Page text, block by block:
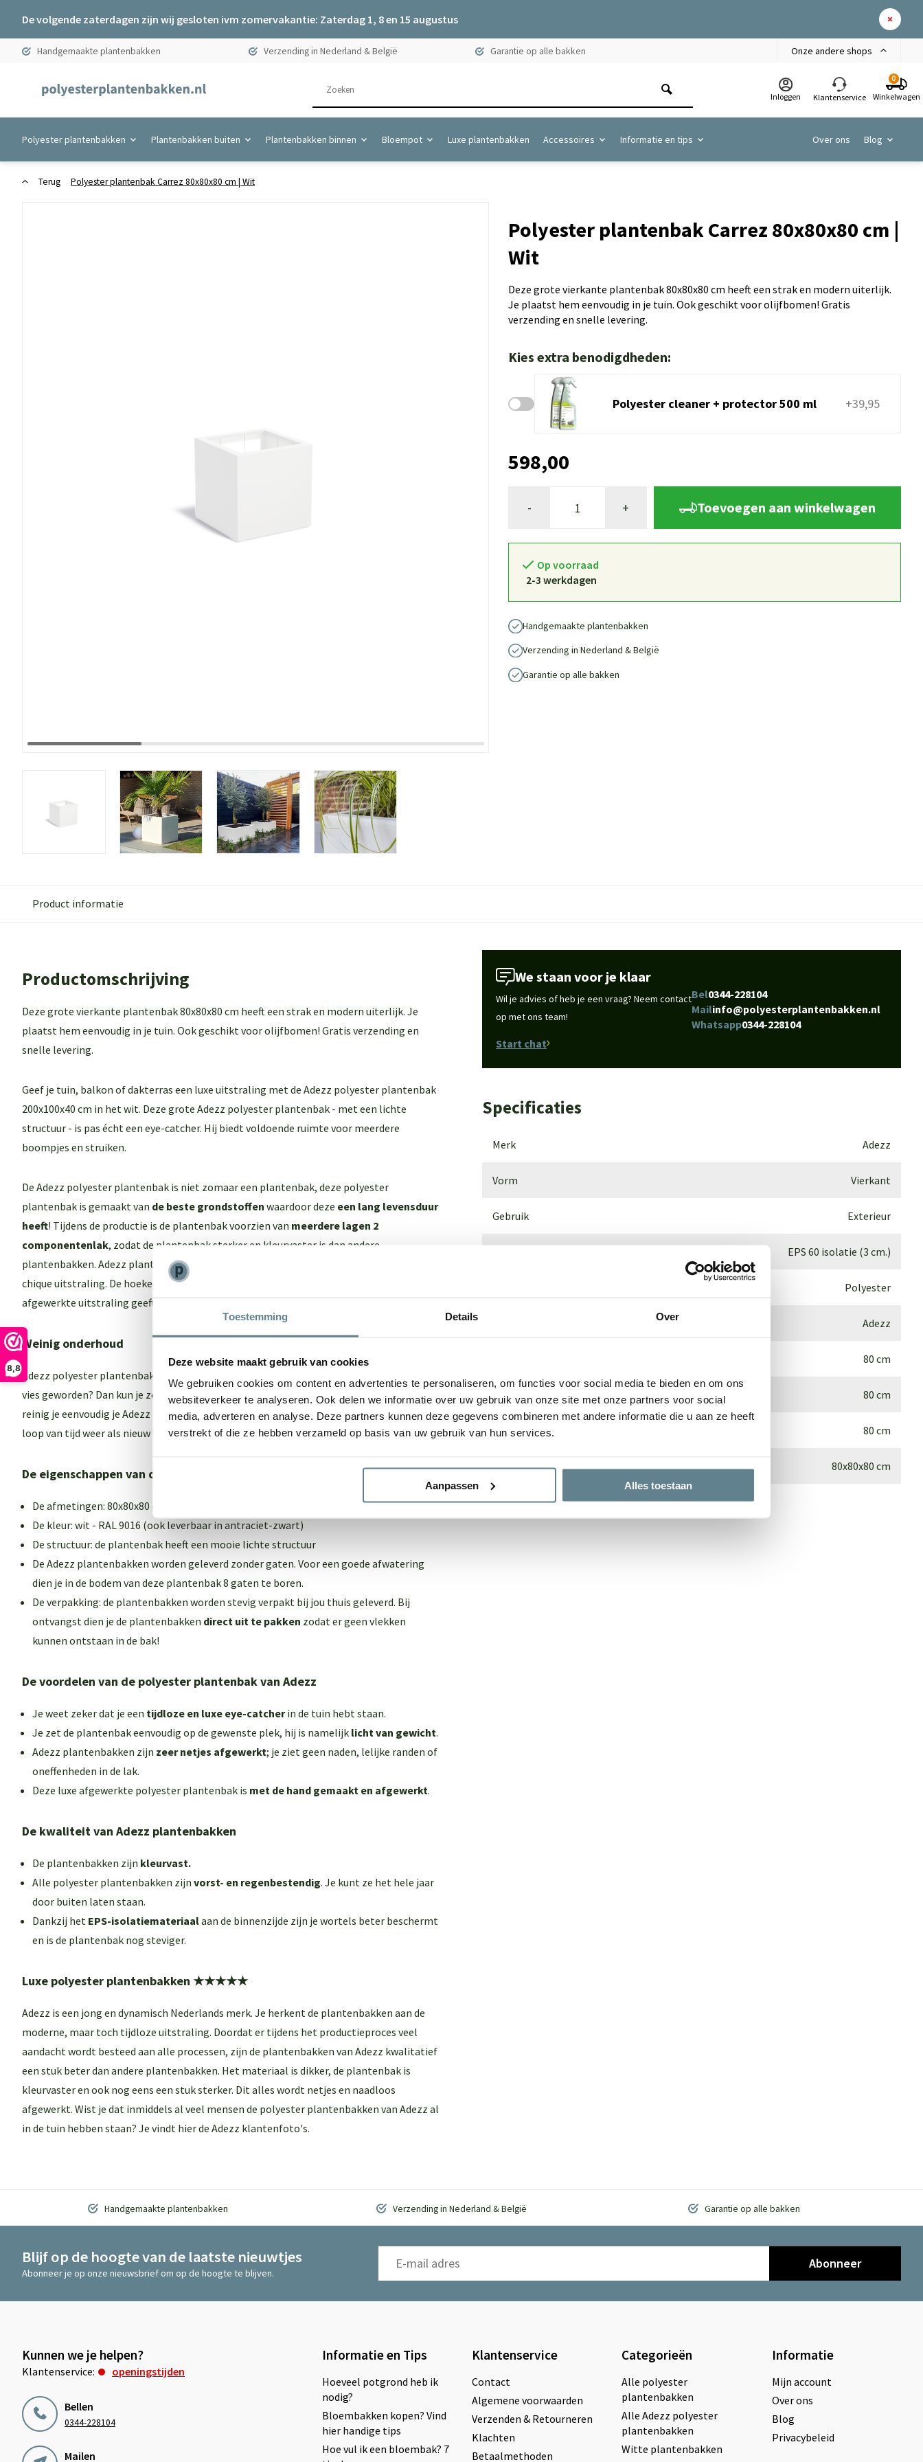
Toestemming Details Over
Deze website maakt gebruik van cookies
We gebruiken cookies om content en advertenties te personaliseren, om functies voor social media te bieden en om ons
websiteverkeer te analyseren. Ook delen we informatie over uw gebruik van onze site met onze partners voor social
media, adverteren en analyse. Deze partners kunnen deze gegevens combineren met andere informatie die u aan ze heeft
verstrekt of die ze hebben verzameld op basis van uw gebruik van hun services.
Aanpassen Alles toestaan
8,8
De volgende zaterdagen zijn wij gesloten ivm zomervakantie: Zaterdag 1, 8 en 15 augustus
Handgemaakte plantenbakken Verzending in Nederland & België Garantie op alle bakken Onze andere shops
Inloggen Klantenservice
0
Winkelwagen
Polyester plantenbakken Plantenbakken buiten Plantenbakken binnen Bloempot Luxe plantenbakken Accessoires Informatie en tips Over ons Blog
Terug Polyester plantenbak Carrez 80x80x80 cm | Wit
Polyester plantenbak Carrez 80x80x80 cm |
Wit
Deze grote vierkante plantenbak 80x80x80 cm heeft een strak en modern uiterlijk.
Je plaatst hem eenvoudig in je tuin. Ook geschikt voor olijfbomen! Gratis
verzending en snelle levering.
Kies extra benodigdheden:
Polyester cleaner + protector 500 ml +39,95
598,00
- + Toevoegen aan winkelwagen
Op voorraad
2-3 werkdagen
Handgemaakte plantenbakken
Verzending in Nederland & België
Garantie op alle bakken
Product informatie
Productomschrijving
Deze grote vierkante plantenbak 80x80x80 cm heeft een strak en modern uiterlijk. Je
plaatst hem eenvoudig in je tuin. Ook geschikt voor olijfbomen! Gratis verzending en
snelle levering.
Geef je tuin, balkon of dakterras een luxe uitstraling met de Adezz polyester plantenbak
200x100x40 cm in het wit. Deze grote Adezz polyester plantenbak - met een lichte
structuur - is pas écht een eye-catcher. Hij biedt voldoende ruimte voor meerdere
boompjes en struiken.
De Adezz polyester plantenbak is niet zomaar een plantenbak, deze polyester
plantenbak is gemaakt van de beste grondstoffen waardoor deze een lang levensduur
heeft! Tijdens de productie is de plantenbak voorzien van meerdere lagen 2
componentenlak, zodat de plantenbak sterker en kleurvaster is dan andere
plantenbakken. Adezz plantenbakken hebben een lichte structuur, wat zorgt voor die
chique uitstraling. De hoeken van de plantenbak zijn naar binnen omgeslagen, wat een
afgewerkte uitstraling geeft.
Weinig onderhoud
Adezz polyester plantenbakken hebben weinig onderhoud nodig. Zijn ze toch een beetje
vies geworden? Dan kun je ze weer laten stralen met de
recovery package
. Met deze set
reinig je eenvoudig je Adezz plantenbak en zorg je ervoor dat de plantenbak er na van
loop van tijd weer als nieuw uit gaat zien. In deze set zit eenCleaneren eenCoating spray.
De eigenschappen van deze polyester plantenbak
De afmetingen: 80x80x80 cm (lengte x breedte x hoogte)
De kleur: wit - RAL 9016 (ook leverbaar in antraciet-zwart)
De structuur: de plantenbak heeft een mooie lichte structuur
De Adezz plantenbakken worden geleverd zonder gaten. Voor een goede afwatering
dien je in de bodem van deze plantenbak 8 gaten te boren.
De verpakking: de plantenbakken worden stevig verpakt bij jou thuis geleverd. Bij
ontvangst dien je de plantenbakken direct uit te pakken zodat er geen vlekken
kunnen ontstaan in de bak!
De voordelen van de polyester plantenbak van Adezz
Je weet zeker dat je een tijdloze en luxe eye-catcherin de tuin hebt staan.
Je zet de plantenbak eenvoudig op de gewenste plek, hij is namelijk licht van gewicht.
Adezz plantenbakken zijn zeer netjes afgewerkt; je ziet geen naden, lelijke randen of
oneffenheden in de lak.
Deze luxe afgewerkte polyester plantenbak is met de hand gemaakt en afgewerkt.
De kwaliteit van Adezz plantenbakken
De plantenbakken zijn kleurvast.
Alle polyester plantenbakken zijn vorst- en regenbestendig. Je kunt ze het hele jaar
door buiten laten staan.
Dankzij het EPS-isolatiemateriaalaan de binnenzijde zijn je wortels beter beschermt
en is de plantenbak nog steviger.
Luxe polyester plantenbakken ★★★★★
Adezz is een jong en dynamisch Nederlands merk. Je herkent de plantenbakken aan de
moderne, maar toch tijdloze uitstraling. Doordat er tijdens het productieproces veel
aandacht wordt besteed aan alle processen, zijn de plantenbakken van Adezz kwalitatief
een stuk beter dan andere plantenbakken. Het materiaal is dikker, de plantenbak is
kleurvaster en ook nog eens een stuk sterker. Dit alles wordt netjes en naadloos
afgewerkt. Wist je dat inmiddels al veel mensen de polyester plantenbakken van Adezz al
in de tuin hebben staan? Je vindt hier de Adezz klantenfoto's.
We staan voor je klaar
Wil je advies of heb je een vraag? Neem contact
op met ons team!
Start chat
Bel0344-228104
Mailinfo@polyesterplantenbakken.nl
Whatsapp0344-228104
Specificaties
Merk Adezz
Vorm Vierkant
Gebruik Exterieur
EPS 60 isolatie (3 cm.)
Polyester
Adezz
80 cm
Breedte 80 cm
Hoogte 80 cm
Afmetingen 80x80x80 cm
Handgemaakte plantenbakken Verzending in Nederland & België Garantie op alle bakken
Blijf op de hoogte van de laatste nieuwtjes
Abonneer je op onze nieuwsbrief om op de hoogte te blijven.
Abonneer
Kunnen we je helpen?
Klantenservice: openingstijden
Bellen
0344-228104
Mailen
Informatie en Tips
Hoeveel potgrond heb ik
nodig?
Bloembakken kopen? Vind
hier handige tips
Hoe vul ik een bloembak? 7
Klantenservice
Contact
Algemene voorwaarden
Verzenden & Retourneren
Klachten
Betaalmethoden
Categorieën
Alle polyester
plantenbakken
Alle Adezz polyester
plantenbakken
Witte plantenbakken
Informatie
Mijn account
Over ons
Blog
Privacybeleid